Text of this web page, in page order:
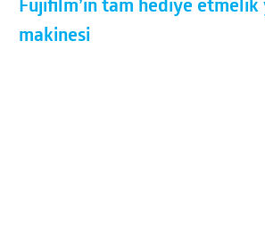
Fujifilm’in tam hediye
makinesi